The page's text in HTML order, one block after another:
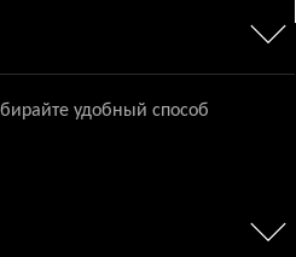
удобный способ